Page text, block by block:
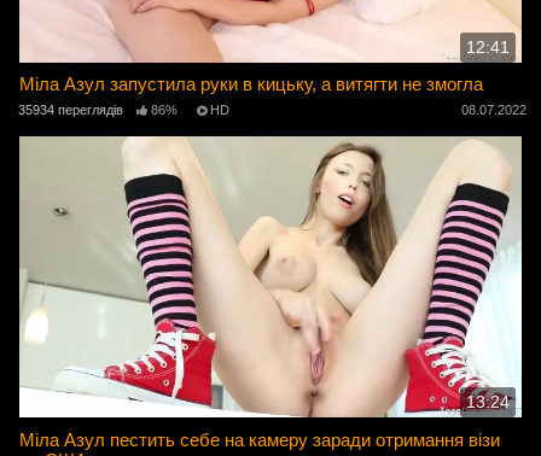
12:41
Міла Азул запустила руки в кицьку, а витягти не змогла
35934 переглядів 86% HD 08.07.2022
13:24
Міла Азул пестить себе на камеру заради отримання візи